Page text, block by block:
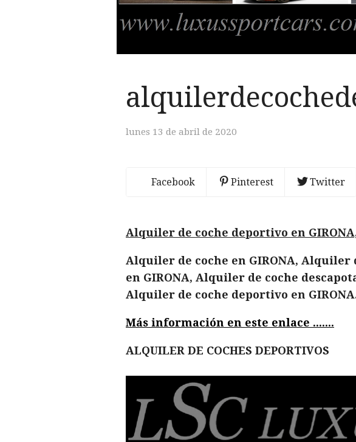
lunes 13 de abril de 2020
Facebook Pinterest Twitter
Alquiler de coche deportivo en
Alquiler de coche en GIRONA, Alquiler
en GIRONA, Alquiler de coche
Alquiler de coche deportivo en
Más información en este enlace .......
ALQUILER DE COCHES DEPORTIVOS